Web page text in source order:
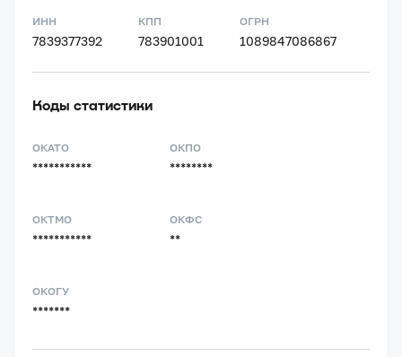
ИНН
7839377392
КПП
783901001
ОГРН
1089847086867
Коды статистики
ОКАТО
***********
ОКПО
********
ОКТМО
***********
ОКФС
**
ОКОГУ
*******